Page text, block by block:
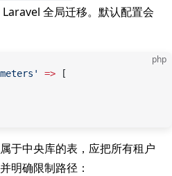
全局迁移。默认配置会
php
=> [
于中央库的表，应把所有租户
明确限制路径：